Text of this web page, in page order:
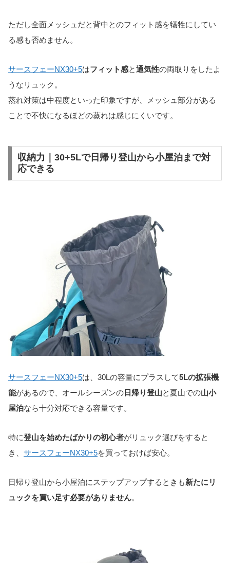
ただし全面メッシュだと背中とのフィット感を犠牲にしてい
る感も否めません。
サースフェーNX30+5はフィット感と通気性の両取りをしたよ
うなリュック。
蒸れ対策は中程度といった印象ですが、メッシュ部分がある
ことで不快になるほどの蒸れは感じにくいです。
収納力｜30+5Lで日帰り登山から小屋泊まで対
応できる
サースフェーNX30+5は、30Lの容量にプラスして5Lの拡張機
能があるので、オールシーズンの 日帰り登山と夏山での山小
屋泊なら十分対応できる容量です。
特に登山を始めたばかりの初心者がリュック選びをすると
き、 サースフェーNX30+5を買っておけば安心。
日帰り登山から小屋泊にステップアップするときも新たにリ
ュックを買い足す必要がありません。